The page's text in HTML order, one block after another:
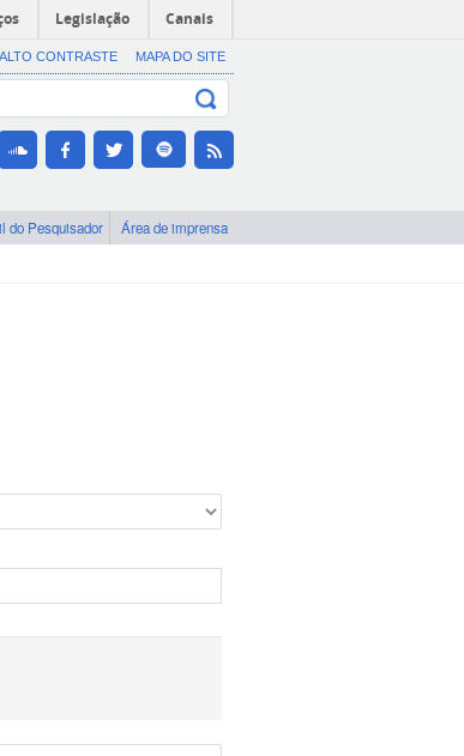
Legislação Canais
ALTO CONTRASTE MAPA DO SITE
do Pesquisador Área de imprensa